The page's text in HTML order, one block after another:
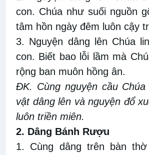
con. Chúa như suối nguồn
tâm hồn ngày đêm luôn cậy
3. Nguyện dâng lên Chúa
con. Biết bao lỗi lầm mà
rộng ban muôn hồng ân.
ĐK. Cùng nguyện cầu
vật dâng lên và nguyện đổ
luôn triền miên.
2. Dâng Bánh Rượu
1. Cùng dâng trên bàn thờ